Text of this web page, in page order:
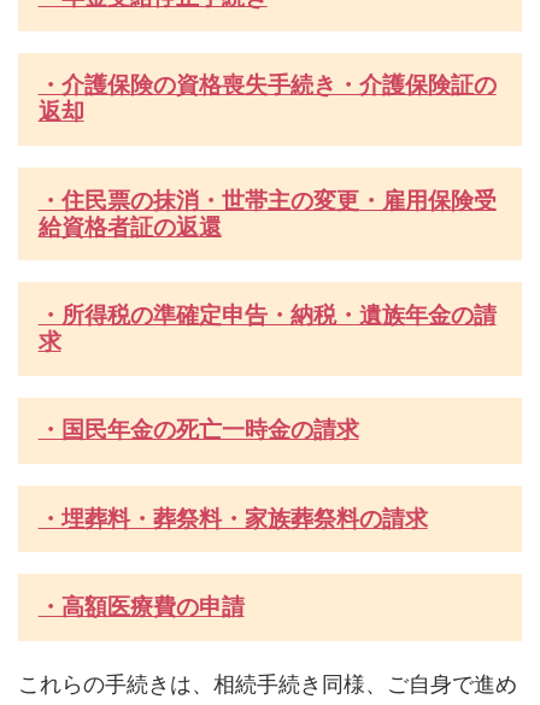
・介護保険の資格喪失手続き・介護保険証の
返却
・住民票の抹消・世帯主の変更・雇用保険受
給資格者証の返還
・所得税の準確定申告・納税・遺族年金の請
求
・国民年金の死亡一時金の請求
・埋葬料・葬祭料・家族葬祭料の請求
・高額医療費の申請
これらの手続きは、相続手続き同様、ご自身で進め